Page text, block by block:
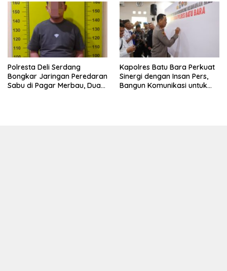
Miliki Rumah Layak Huni
Segera Terwujud
Polresta Deli Serdang
Bongkar Jaringan Peredaran
Sabu di Pagar Merbau, Dua
Kapolres Batu Bara Perkuat
Sinergi dengan Insan Pers,
Bangun Komunikasi untuk